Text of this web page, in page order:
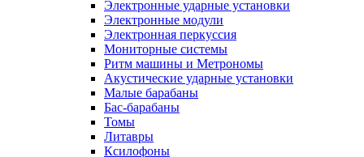
Электронные ударные установки
Электронные модули
Электронная перкуссия
Мониторные системы
Ритм машины и Метрономы
Акустические ударные установки
Малые барабаны
Бас-барабаны
Томы
Литавры
Ксилофоны